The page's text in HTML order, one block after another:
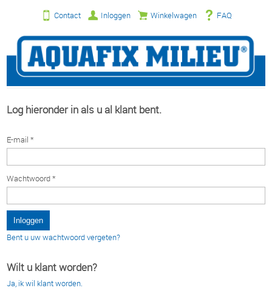
Contact Inloggen Winkelwagen FAQ
Log hieronder in als u al klant bent.
E-mail *
Wachtwoord *
Bent u uw wachtwoord vergeten?
Wilt u klant worden?
Ja, ik wil klant worden.